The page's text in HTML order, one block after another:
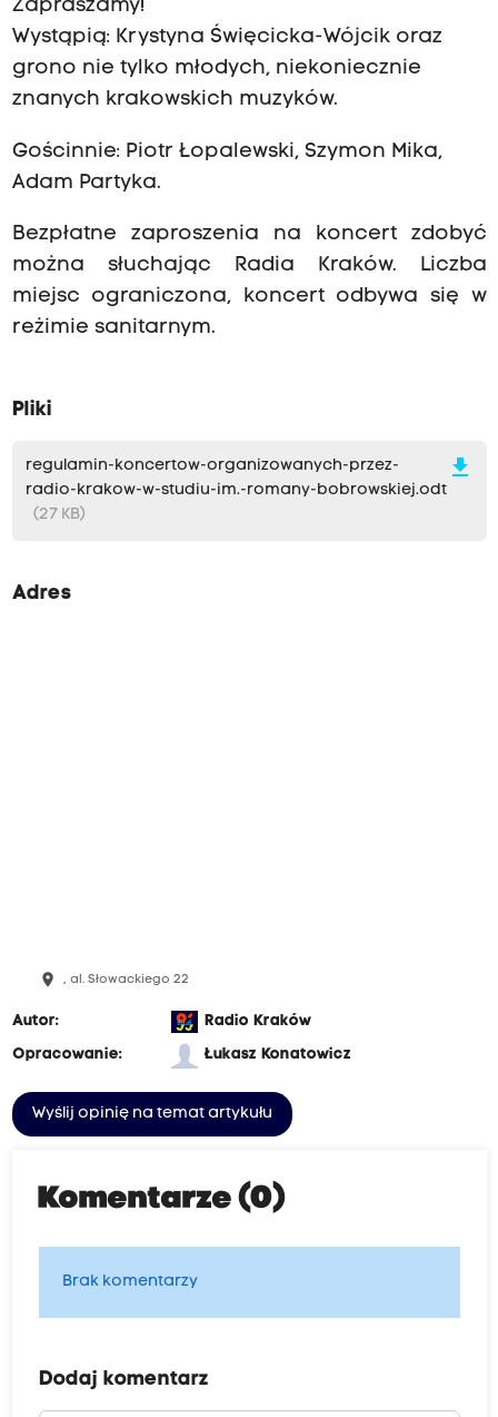
Zapraszamy!
Wystąpią: Krystyna Święcicka-Wójcik oraz
grono nie tylko młodych, niekoniecznie
znanych krakowskich muzyków.
Gościnnie: Piotr Łopalewski, Szymon Mika,
Adam Partyka.
Bezpłatne zaproszenia na koncert zdobyć
można słuchając Radia Kraków. Liczba
miejsc ograniczona, koncert odbywa się w
reżimie sanitarnym.
Pliki
download
regulamin-koncertow-organizowanych-przez-
radio-krakow-w-studiu-im.-romany-bobrowskiej.odt
(27 KB)
Adres
place , al. Słowackiego 22
Autor:
Radio Kraków
Opracowanie:
Łukasz Konatowicz
Wyślij opinię na temat artykułu
Komentarze (0)
Brak komentarzy
Dodaj komentarz